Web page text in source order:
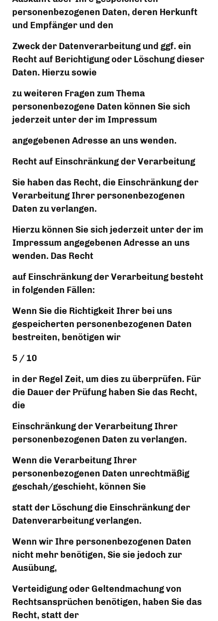
personenbezogenen Daten, deren Herkunft
und Empfänger und den
Zweck der Datenverarbeitung und ggf. ein
Recht auf Berichtigung oder Löschung dieser
Daten. Hierzu sowie
zu weiteren Fragen zum Thema
personenbezogene Daten können Sie sich
jederzeit unter der im Impressum
angegebenen Adresse an uns wenden.
Recht auf Einschränkung der Verarbeitung
Sie haben das Recht, die Einschränkung der
Verarbeitung Ihrer personenbezogenen
Daten zu verlangen.
Hierzu können Sie sich jederzeit unter der im
Impressum angegebenen Adresse an uns
wenden. Das Recht
auf Einschränkung der Verarbeitung besteht
in folgenden Fällen:
Wenn Sie die Richtigkeit Ihrer bei uns
gespeicherten personenbezogenen Daten
bestreiten, benötigen wir
5 / 10
in der Regel Zeit, um dies zu überprüfen. Für
die Dauer der Prüfung haben Sie das Recht,
die
Einschränkung der Verarbeitung Ihrer
personenbezogenen Daten zu verlangen.
Wenn die Verarbeitung Ihrer
personenbezogenen Daten unrechtmäßig
geschah/geschieht, können Sie
statt der Löschung die Einschränkung der
Datenverarbeitung verlangen.
Wenn wir Ihre personenbezogenen Daten
nicht mehr benötigen, Sie sie jedoch zur
Ausübung,
Verteidigung oder Geltendmachung von
Rechtsansprüchen benötigen, haben Sie das
Recht, statt der